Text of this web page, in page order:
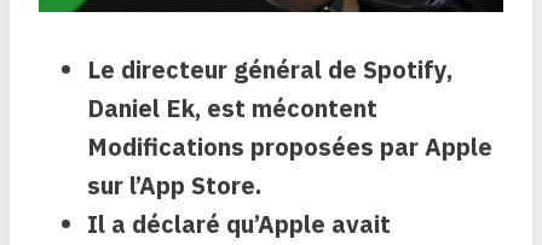
Le directeur général de Spotify,
Daniel Ek, est mécontent
Modifications proposées par Apple
sur l’App Store.
Il a déclaré qu’Apple avait